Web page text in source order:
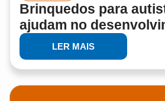
Brinquedos para
ajudam no
LER MAIS